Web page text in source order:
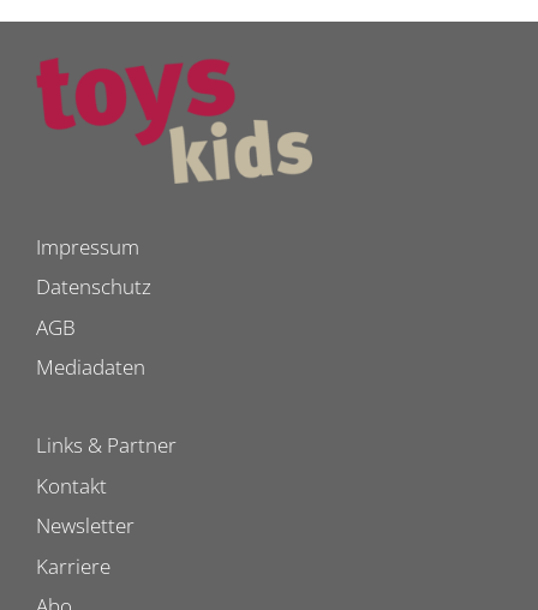
Impressum
Datenschutz
AGB
Mediadaten
Links & Partner
Kontakt
Newsletter
Karriere